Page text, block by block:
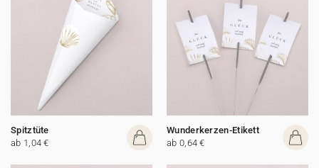
Spitztüte
ab 1,04 €
Wunderkerzen-Etikett
ab 0,64 €